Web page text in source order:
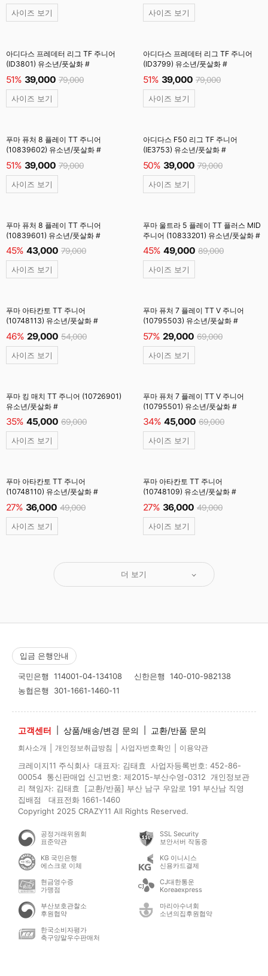
사이즈 보기 사이즈 보기
아디다스 프레데터 리그 TF 주니어
(ID3801) 유소년/풋살화 #
51% 39,000 79,000
사이즈 보기
아디다스 프레데터 리그 TF 주니어
(ID3799) 유소년/풋살화 #
51% 39,000 79,000
사이즈 보기
푸마 퓨처 8 플레이 TT 주니어
(10839602) 유소년/풋살화 #
51% 39,000 79,000
사이즈 보기
아디다스 F50 리그 TF 주니어
(IE3753) 유소년/풋살화 #
50% 39,000 79,000
사이즈 보기
푸마 퓨처 8 플레이 TT 주니어
(10839601) 유소년/풋살화 #
45% 43,000 79,000
사이즈 보기
푸마 울트라 5 플레이 TT 플러스 MID
주니어 (10833201) 유소년/풋살화 #
45% 49,000 89,000
사이즈 보기
푸마 아타칸토 TT 주니어
(10748113) 유소년/풋살화 #
46% 29,000 54,000
사이즈 보기
푸마 퓨처 7 플레이 TT V 주니어
(10795503) 유소년/풋살화 #
57% 29,000 69,000
사이즈 보기
푸마 킹 매치 TT 주니어 (10726901)
유소년/풋살화 #
35% 45,000 69,000
사이즈 보기
푸마 퓨처 7 플레이 TT V 주니어
(10795501) 유소년/풋살화 #
34% 45,000 69,000
사이즈 보기
푸마 아타칸토 TT 주니어
(10748110) 유소년/풋살화 #
27% 36,000 49,000
사이즈 보기
푸마 아타칸토 TT 주니어
(10748109) 유소년/풋살화 #
27% 36,000 49,000
사이즈 보기
더 보기
입금 은행안내
국민은행 114001-04-134108 신한은행 140-010-982138
농협은행 301-1661-1460-11
고객센터 상품/배송/변경 문의 교환/반품 문의
회사소개 개인정보취급방침 사업자번호확인 이용약관
크레이지11 주식회사 대표자: 김태효 사업자등록번호: 452-86-
00054 통신판매업 신고번호: 제2015-부산수영-0312 개인정보관
리 책임자: 김태효 [교환/반품] 부산 남구 우암로 191 부산남 직영
집배점 대표전화 1661-1460
Copyright 2025 CRAZY11 All Rights Reserved.
공정거래위원회
표준약관
SSL Security
보안서버 작동중
KB 국민은행
에스크로 이체
KG 이니시스
신용카드결제
현금영수증
가맹점
CJ대한통운
Koreaexpress
부산보호관찰소
후원협약
마리아수녀회
소년의집후원협약
한국소비자평가
축구양말우수판매처